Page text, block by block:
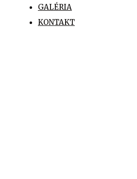
GALÉRIA
KONTAKT